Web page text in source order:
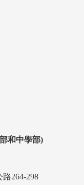
和中學部)
264-298